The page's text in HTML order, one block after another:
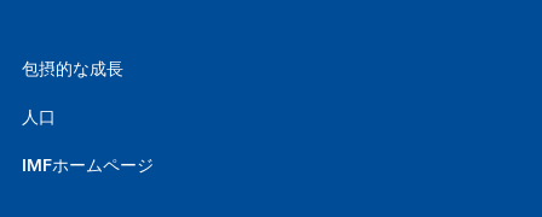
包摂的な成長
人口
IMFホームページ